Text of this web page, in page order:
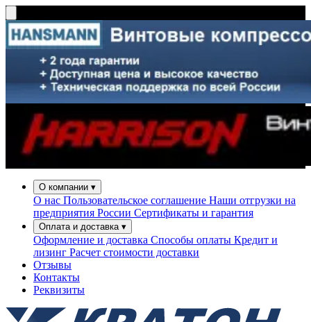
О компании ▾
О нас Пользовательское соглашение Наши отгрузки на
предприятия России Сертификаты и гарантия
Оплата и доставка ▾
Оформление и доставка Способы оплаты Кредит и
лизинг Расчет стоимости доставки
Отзывы
Контакты
Реквизиты